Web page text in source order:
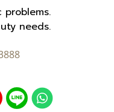
problems.
needs.